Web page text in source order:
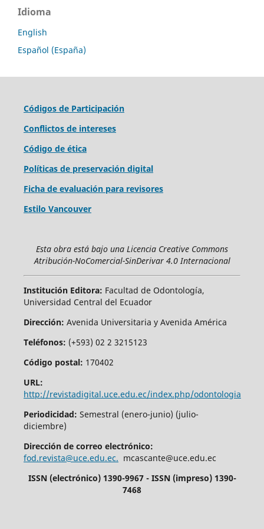
Idioma
English
Español (España)
Códigos de Participación
Conflictos de intereses
Código de ética
Políticas de preservación digital
Ficha de evaluación para revisores
Estilo Vancouver
Esta obra está bajo una Licencia Creative Commons
Atribución-NoComercial-SinDerivar 4.0 Internacional
Institución Editora: Facultad de Odontología,
Universidad Central del Ecuador
Dirección: Avenida Universitaria y Avenida América
Teléfonos: (+593) 02 2 3215123
Código postal: 170402
URL:
http://revistadigital.uce.edu.ec/index.php/odontologia
Periodicidad: Semestral (enero-junio) (julio-
diciembre)
Dirección de correo electrónico:
fod.revista@uce.edu.ec. mcascante@uce.edu.ec
ISSN (electrónico) 1390-9967 - ISSN (impreso) 1390-
7468